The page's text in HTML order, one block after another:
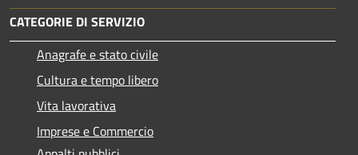
CATEGORIE DI SERVIZIO
Anagrafe e stato civile
Cultura e tempo libero
Vita lavorativa
Imprese e Commercio